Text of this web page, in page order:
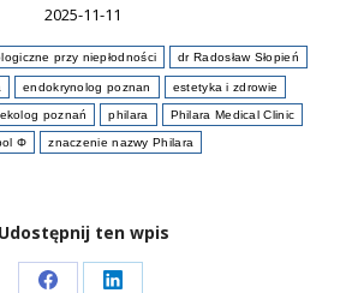
2025-11-11
przy niepłodności dr Radosław Słopień
endokrynolog poznan estetyka i zdrowie
poznań philara Philara Medical Clinic
Φ znaczenie nazwy Philara
Udostępnij ten wpis